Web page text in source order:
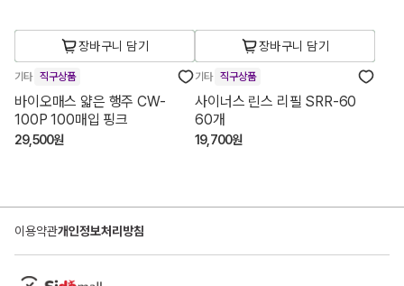
장바구니 담기
기타 직구상품
바이오매스 얇은 행주 CW-
100P 100매입 핑크
29,500원
장바구니 담기
기타 직구상품
사이너스 린스 리필 SRR-60
60개
19,700원
이용약관개인정보처리방침